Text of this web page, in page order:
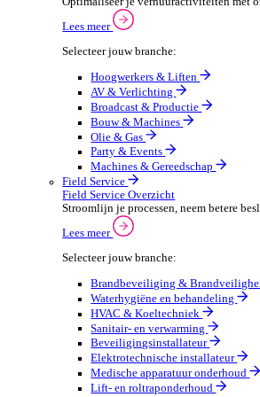
Automotive
Automotivebedrijven draaien
Lees meer
Selecteer jouw branche:
Automaterialen
Verhuur
Verhuur Overzicht
Optimaliseer je
Lees meer
Selecteer jouw branche:
Hoogwerkers & Liften
AV & Verlichting
Broadcast & Productie
Bouw & Machines
Olie & Gas
Party & Events